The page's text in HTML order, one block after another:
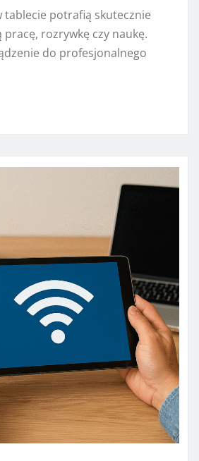
tablecie potrafią skutecznie
pracę, rozrywkę czy naukę.
do profesjonalnego